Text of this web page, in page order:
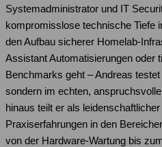
Systemadministrator und IT
kompromisslose technische Tiefe
den Aufbau sicherer Homelab-
Assistant Automatisierungen oder
Benchmarks geht – Andreas
sondern im echten,
hinaus teilt er als
Praxiserfahrungen in den
von der Hardware-Wartung bis